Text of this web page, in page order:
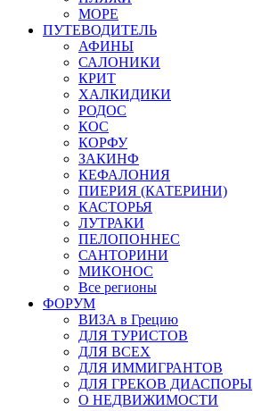
МОРЕ
ПУТЕВОДИТЕЛЬ
АФИНЫ
САЛОНИКИ
КРИТ
ХАЛКИДИКИ
РОДОС
КОС
КОРФУ
ЗАКИНФ
КЕФАЛОНИЯ
ПИЕРИЯ (КАТЕРИНИ)
КАСТОРЬЯ
ЛУТРАКИ
ПЕЛОПОННЕС
САНТОРИНИ
МИКОНОС
Все регионы
ФОРУМ
ВИЗА в Грецию
ДЛЯ ТУРИСТОВ
ДЛЯ ВСЕХ
ДЛЯ ИММИГРАНТОВ
ДЛЯ ГРЕКОВ ДИАСПОРЫ
О НЕДВИЖИМОСТИ